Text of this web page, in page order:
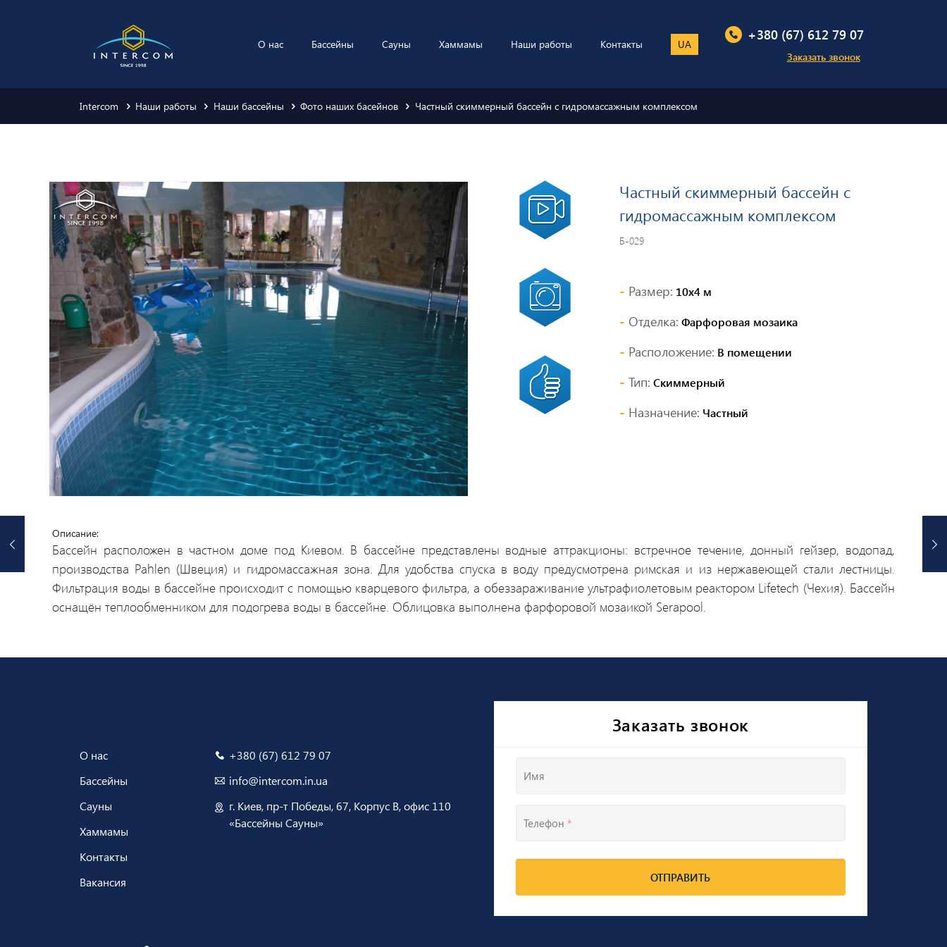
О нас Бассейны Сауны Хаммамы Наши работы Контакты UA
+380 (67) 612 79 07
Заказать звонок
Intercom Наши работы Наши бассейны Фото наших басейнов Частный скиммерный бассейн с гидромассажным комплексом
Частный скиммерный бассейн с
гидромассажным комплексом
Б-029
Размер: 10х4 м
Отделка: Фарфоровая мозаика
Расположение: В помещении
Тип: Скиммерный
Назначение: Частный
Описание:
Бассейн расположен в частном доме под Киевом. В бассейне представлены водные аттракционы: встречное течение, донный гейзер, водопад,
производства Pahlen (Швеция) и гидромассажная зона. Для удобства спуска в воду предусмотрена римская и из нержавеющей стали лестницы.
Фильтрация воды в бассейне происходит с помощью кварцевого фильтра, а обеззараживание ультрафиолетовым реактором Lifetech (Чехия). Бассейн
оснащён теплообменником для подогрева воды в бассейне. Облицовка выполнена фарфоровой мозаикой Serapool.
О нас
Бассейны
Сауны
Хаммамы
Контакты
Вакансия
+380 (67) 612 79 07
info@intercom.in.ua
г. Киев, пр-т Победы, 67, Корпус В, офис 110
«Бассейны Сауны»
Заказать звонок
Имя
Телефон *
ОТПРАВИТЬ